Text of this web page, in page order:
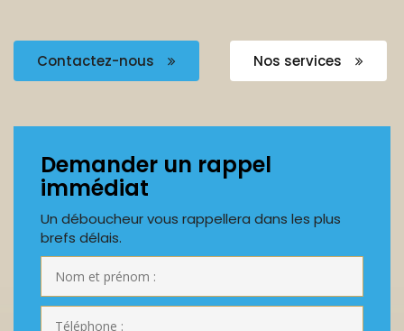
Contactez-nous Nos services
Demander un rappel
immédiat
Un déboucheur vous rappellera dans les plus
brefs délais.